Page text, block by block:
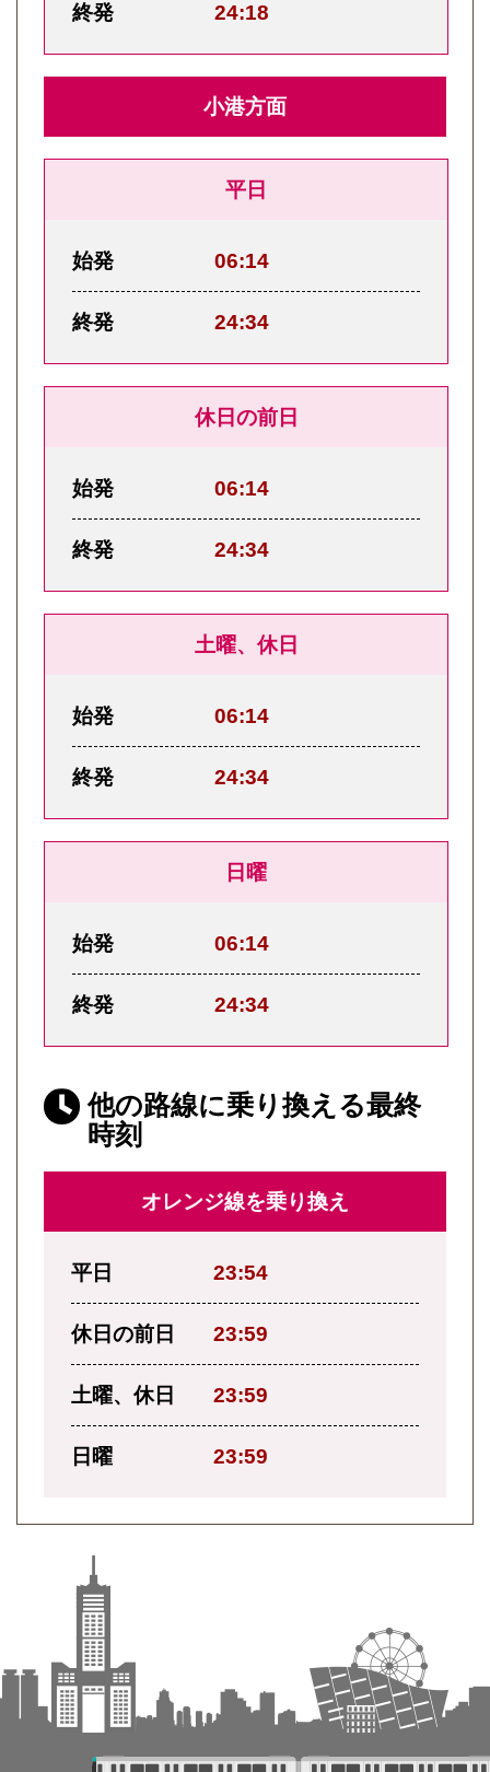
終発 24:18
小港方面
平日
始発 06:14
終発 24:34
休日の前日
始発 06:14
終発 24:34
土曜、休日
始発 06:14
終発 24:34
日曜
始発 06:14
終発 24:34
他の路線に乗り換える最終
時刻
オレンジ線を乗り換え
平日 23:54
休日の前日 23:59
土曜、休日 23:59
日曜 23:59